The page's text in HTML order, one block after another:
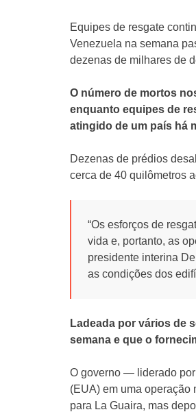
Equipes de resgate
Venezuela na semana
dezenas de milhares de
O número de mortos
enquanto equipes de
atingido de um país há
Dezenas de prédios
cerca de 40 quilômetros
“Os esforços de
vida e, portanto, as
presidente interina
as condições dos
Ladeada por vários de
semana e que o
O governo — liderado
(EUA) em uma
para La Guaira, mas